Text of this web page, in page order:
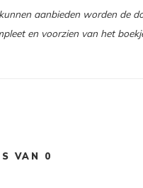
aanbieden worden de
en voorzien van het
VAN 0